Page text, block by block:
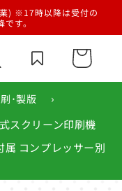
) ※17時以降は受付の
す。
カ
ー
･製版 ›
スクリーン印刷機
コンプレッサー別